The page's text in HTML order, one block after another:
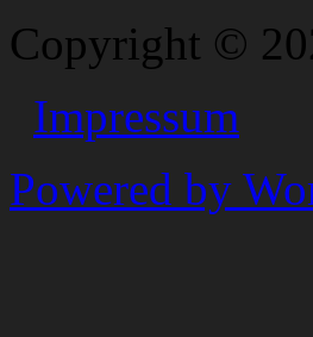
Copyright ©
Impressum
Powered by